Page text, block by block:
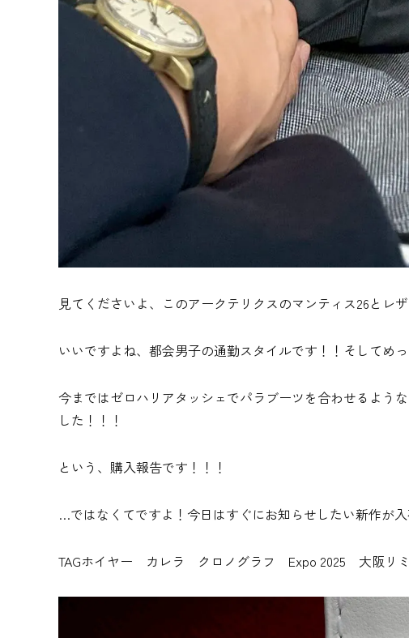
見てくださいよ、このアークテリクスのマンティス26とレ
いいですよね、都会男子の通勤スタイルです！！そしてめ
今まではゼロハリアタッシェでパラブーツを合わせるよう
した！！！
という、購入報告です！！！
…ではなくてですよ！今日はすぐにお知らせしたい新作が入
TAGホイヤー カレラ クロノグラフ Expo 2025 大阪リ